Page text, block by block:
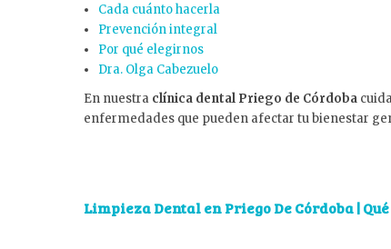
Cada cuánto hacerla
Prevención integral
Por qué elegirnos
Dra. Olga Cabezuelo
En nuestra clínica dental Priego de Córdoba
enfermedades que pueden afectar tu bienestar
Limpieza Dental en Priego De Córdoba |